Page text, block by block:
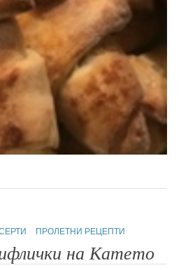
ПРОЛЕТНИ РЕЦЕПТИ
на Катето